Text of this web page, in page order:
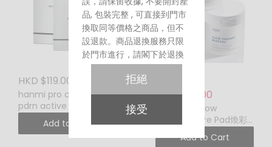
HKD $119.00
hanmi pro calm egf
pdrn active synergy
mask (一盒五塊)
Add to Cart
HKD $179.00
Glutanex Glow
Therapy Pore Pad煥彩
毛孔棉片 (60 pads)
Add to Cart
品, 包裝完整 , 可直接到門市
換取同等價格之商品，但不
設退款。商品退換服務只限
於門市進行，請閣下於退換
時務必再次小心核對品牌及
款式。每張收據只限退換一
次。
– 包裝沒有封條之產品:
拒絕
接受